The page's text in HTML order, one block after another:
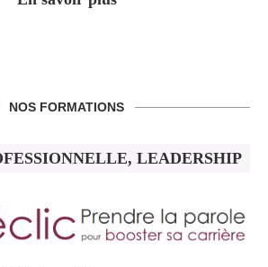
NOS FORMATIONS
LEADERSHIP